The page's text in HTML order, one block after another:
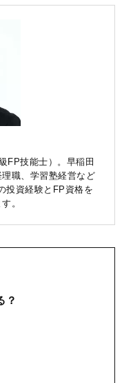
FP技能士）。早稲田
職、学習塾経営など
投資経験とFP資格を
。
？